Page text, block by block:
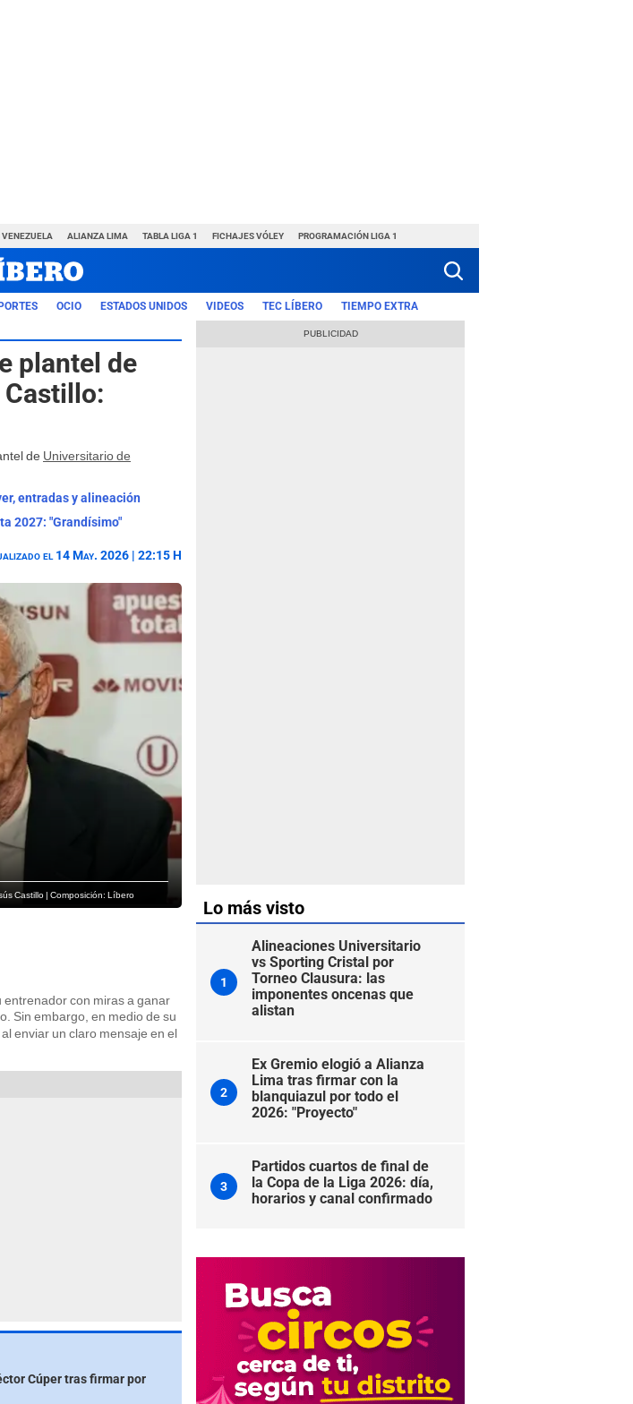
VENEZUELA ALIANZA LIMA TABLA LIGA 1 FICHAJES VÓLEY PROGRAMACIÓN LIGA 1
OCIO ESTADOS UNIDOS VIDEOS TEC LÍBERO TIEMPO EXTRA
plantel de
de Universitario de
entradas y alineación
2027: "Grandísimo"
el 14 May. 2026 | 22:15 H
Castillo | Composición: Líbero
entrenador con miras a ganar
Sin embargo, en medio de su
enviar un claro mensaje en el
Cúper tras firmar por
Lo más visto
1
Alineaciones Universitario
vs Sporting Cristal por
Torneo Clausura: las
imponentes oncenas que
alistan
2
Ex Gremio elogió a Alianza
Lima tras firmar con la
blanquiazul por todo el
2026: "Proyecto"
3
Partidos cuartos de final de
la Copa de la Liga 2026: día,
horarios y canal confirmado